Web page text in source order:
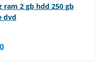
ram 2 gb hdd 250 gb
dvd